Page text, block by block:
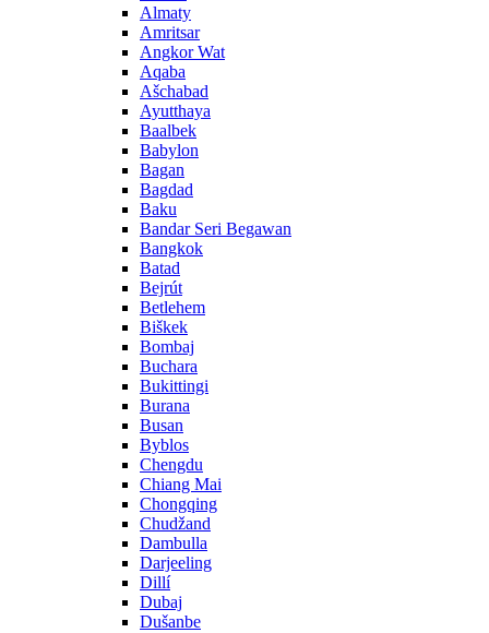
Almaty
Amritsar
Angkor Wat
Aqaba
Ašchabad
Ayutthaya
Baalbek
Babylon
Bagan
Bagdad
Baku
Bandar Seri Begawan
Bangkok
Batad
Bejrút
Betlehem
Biškek
Bombaj
Buchara
Bukittingi
Burana
Busan
Byblos
Chengdu
Chiang Mai
Chongqing
Chudžand
Dambulla
Darjeeling
Dillí
Dubaj
Dušanbe